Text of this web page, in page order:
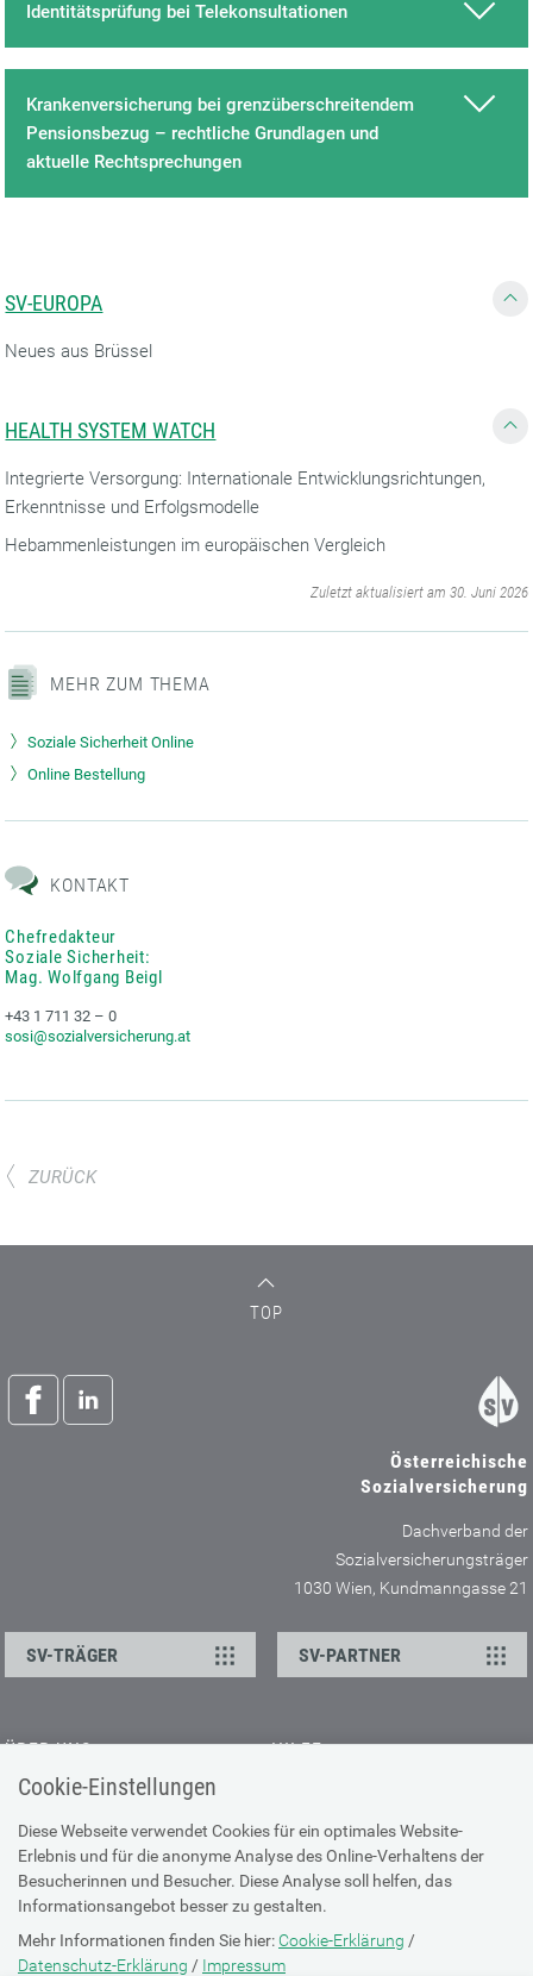
Cookie-Einstellungen
Diese Webseite verwendet Cookies für ein optimales Website-
Erlebnis und für die anonyme Analyse des Online-Verhaltens der
Besucherinnen und Besucher. Diese Analyse soll helfen, das
Informationsangebot besser zu gestalten.
Mehr Informationen finden Sie hier: Cookie-Erklärung /
Datenschutz-Erklärung / Impressum
Identitätsprüfung bei Telekonsultationen
Krankenversicherung bei grenzüberschreitendem
Pensionsbezug – rechtliche Grundlagen und
aktuelle Rechtsprechungen
SV-EUROPA
Neues aus Brüssel
HEALTH SYSTEM WATCH
Integrierte Versorgung: Internationale Entwicklungsrichtungen,
Erkenntnisse und Erfolgsmodelle
Hebammenleistungen im europäischen Vergleich
Zuletzt aktualisiert am 30. Juni 2026
MEHR ZUM THEMA
Soziale Sicherheit Online
Online Bestellung
KONTAKT
Chefredakteur
Soziale Sicherheit:
Mag. Wolfgang Beigl
+43 1 711 32 – 0
sosi@sozialversicherung.at
ZURÜCK
TOP
Österreichische
Sozialversicherung
Dachverband der
Sozialversicherungsträger
1030 Wien, Kundmanngasse 21
SV-TRÄGER SV-PARTNER
ÜBER UNS
Kontakt
Offene Stellen
Presse
HILFE
Browser-Info & Sicherheit
Hilfe zur Suche
Technische Unterstützung
DATENSCHUTZ